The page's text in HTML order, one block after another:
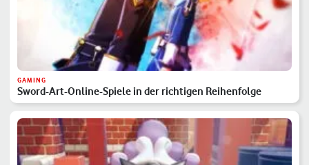
GAMING
Sword-Art-Online-Spiele in der richtigen Reihenfolge